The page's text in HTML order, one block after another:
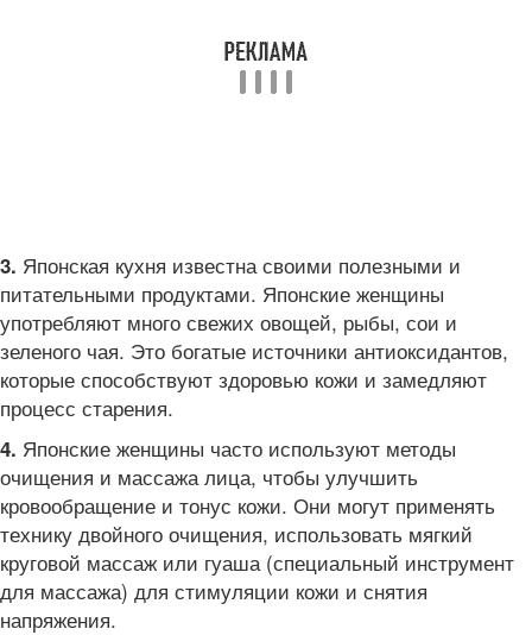
3. Японская кухня известна своими полезными и
питательными продуктами. Японские женщины
употребляют много свежих овощей, рыбы, сои и
зеленого чая. Это богатые источники антиоксидантов,
которые способствуют здоровью кожи и замедляют
процесс старения.
4. Японские женщины часто используют методы
очищения и массажа лица, чтобы улучшить
кровообращение и тонус кожи. Они могут применять
технику двойного очищения, использовать мягкий
круговой массаж или гуаша (специальный инструмент
для массажа) для стимуляции кожи и снятия
напряжения.